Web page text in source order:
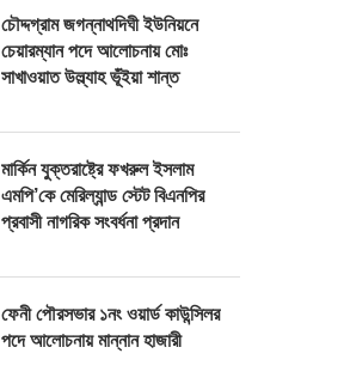
চৌদ্দগ্রাম জগন্নাথদিঘী ইউনিয়নে
চেয়ারম্যান পদে আলোচনায় মোঃ
সাখাওয়াত উল্ল্যাহ ভূঁইয়া শান্ত
মার্কিন যুক্তরাষ্ট্রে ফখরুল ইসলাম
এমপি’কে মেরিল্যান্ড স্টেট বিএনপির
প্রবাসী নাগরিক সংবর্ধনা প্রদান
ফেনী পৌরসভার ১নং ওয়ার্ড কাউন্সিলর
পদে আলোচনায় মান্নান হাজারী